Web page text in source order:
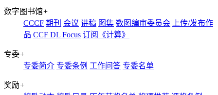
数字图书馆+
CCCF 期刊 会议 讲稿 图集 数图编审委员会
上传/发布作
品 CCF DL Focus 订阅《计算》
专委+
专委简介 专委条例 工作问答 专委名单
奖励+